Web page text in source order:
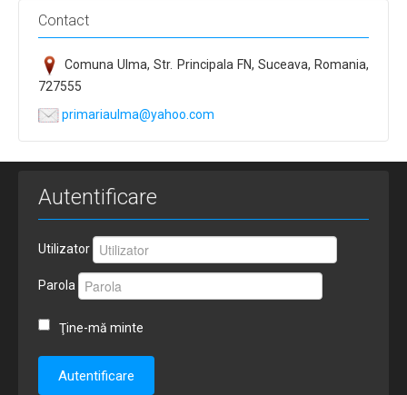
Contact
Comuna Ulma, Str. Principala FN, Suceava, Romania,
727555
primariaulma@yahoo.com
Autentificare
Utilizator
Parola
Ţine-mă minte
Autentificare